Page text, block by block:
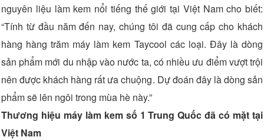
nguyên liệu làm kem nổi tiếng thế giới tại Việt Nam cho biết:
“Tính từ đầu năm đến nay, chúng tôi đã cung cấp cho khách
hàng hàng trăm máy làm kem Taycool các loại. Đây là dòng
sản phẩm mới du nhập vào nước ta, có nhiều ưu điểm vượt trội
nên được khách hàng rất ưa chuộng. Dự đoán đây là dòng sản
phẩm sẽ lên ngôi trong mùa hè này.”
Thương hiệu máy làm kem số 1 Trung Quốc đã có mặt tại
Việt Nam